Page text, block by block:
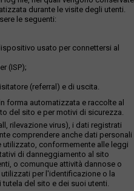
durante le visite degli utenti.
le seguenti:
usato per connettersi al
(ISP);
(referral) e di uscita.
forma automatizzata e raccolte al
del sito e per motivi di sicurezza.
rilevazione virus), i dati registrati
comprendere anche dati personali
utilizzato, conformemente alle leggi
di danneggiamento al sito
o comunque attività dannose o
per l'identificazione o la
del sito e dei suoi utenti.